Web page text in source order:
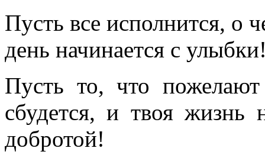
Пусть все исполнится, о
день начинается с
Пусть то, что пожелают
сбудется, и твоя жизнь
добротой!